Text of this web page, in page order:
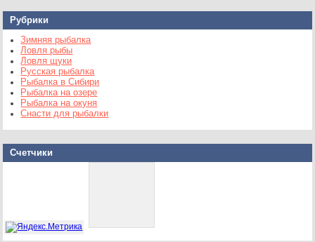
Рубрики
Зимняя рыбалка
Ловля рыбы
Ловля щуки
Русская рыбалка
Рыбалка в Сибири
Рыбалка на озере
Рыбалка на окуня
Снасти для рыбалки
Счетчики